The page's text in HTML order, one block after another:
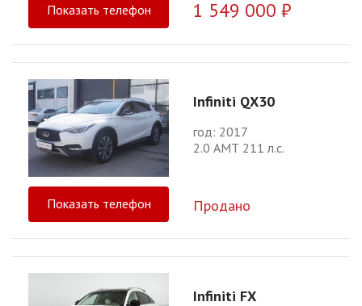
Показать телефон 1 549 000 ₽
Infiniti QX30
год: 2017
2.0 АМТ 211 л.с.
Показать телефон Продано
Infiniti FX